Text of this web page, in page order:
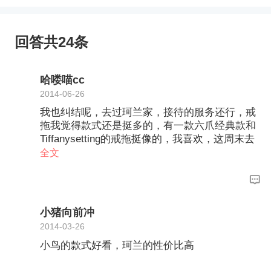
回答共24条
哈喽喵cc
2014-06-26
我也纠结呢，去过珂兰家，接待的服务还行，戒
拖我觉得款式还是挺多的，有一款六爪经典款和
Tiffanysetting的戒拖挺像的，我喜欢，这周末去
小鸟家看看，我主要还是看看戒拖，因为裸钻其
全文
小猪向前冲
2014-03-26
小鸟的款式好看，珂兰的性价比高